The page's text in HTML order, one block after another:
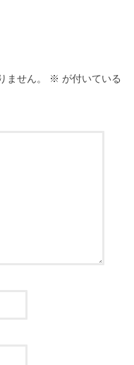
ません。 ※ が付いている